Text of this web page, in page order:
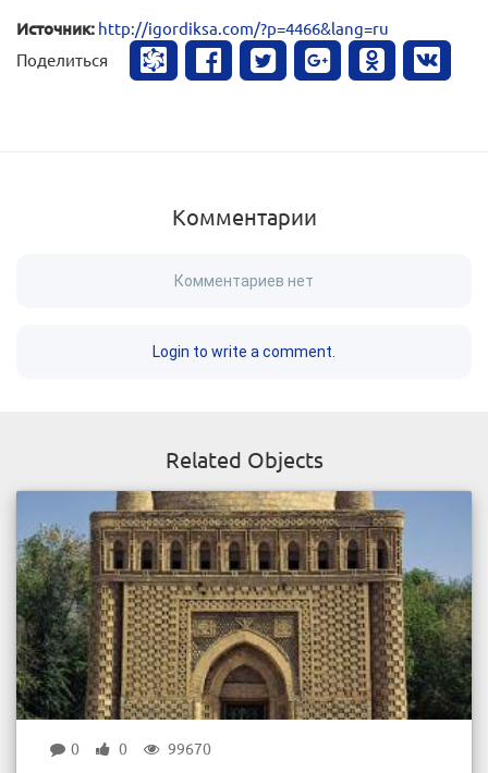
Источник: http://igordiksa.com/?p=4466&lang=ru
Поделиться
Комментарии
Комментариев нет
Login to write a comment.
Related Objects
0 0 99670